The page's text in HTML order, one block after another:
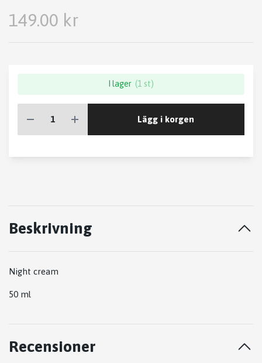
149.00 kr
I lager (1 st)
Lägg i korgen
Beskrivning
Night cream
50 ml
Recensioner